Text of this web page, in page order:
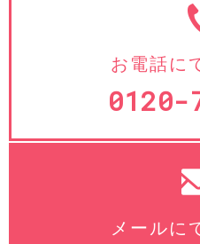
お電話に
0120-
メールに